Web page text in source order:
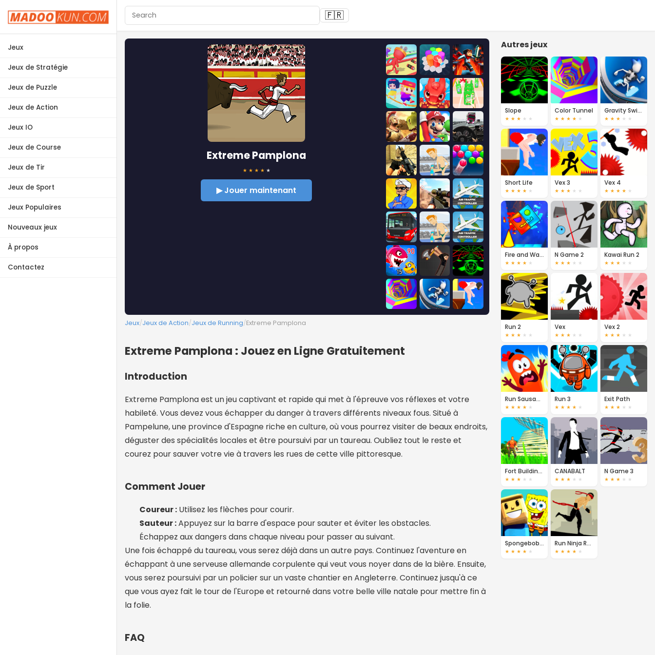
Jeux
Jeux de Stratégie
Jeux de Puzzle
Jeux de Action
Jeux IO
Jeux de Course
Jeux de Tir
Jeux de Sport
Jeux Populaires
Nouveaux jeux
À propos
Contactez
🇫🇷
Extreme Pamplona
★ ★ ★ ★ ★
▶ Jouer maintenant
Jeux/Jeux de Action/Jeux de Running/Extreme Pamplona
Extreme Pamplona : Jouez en Ligne Gratuitement
Introduction
Extreme Pamplona est un jeu captivant et rapide qui met à l'épreuve vos réflexes et votre
habileté. Vous devez vous échapper du danger à travers différents niveaux fous. Situé à
Pampelune, une province d'Espagne riche en culture, où vous pourrez visiter de beaux endroits,
déguster des spécialités locales et être poursuivi par un taureau. Oubliez tout le reste et
courez pour sauver votre vie à travers les rues de cette ville pittoresque.
Comment Jouer
Coureur : Utilisez les flèches pour courir.
Sauteur :Appuyez sur la barre d'espace pour sauter et éviter les obstacles.
Échappez aux dangers dans chaque niveau pour passer au suivant.
Une fois échappé du taureau, vous serez déjà dans un autre pays. Continuez l'aventure en
échappant à une serveuse allemande corpulente qui veut vous noyer dans de la bière. Ensuite,
vous serez poursuivi par un policier sur un vaste chantier en Angleterre. Continuez jusqu'à ce
que vous ayez fait le tour de l'Europe et retourné dans votre belle ville natale pour mettre fin à
la folie.
FAQ
Autres jeux
Slope
★ ★ ★ ★ ★
Color Tunnel
★ ★ ★ ★ ★
Gravity Switch Multiplayer
★ ★ ★ ★ ★
Short Life
★ ★ ★ ★ ★
Vex 3
★ ★ ★ ★ ★
Vex 4
★ ★ ★ ★ ★
Fire and Water Geometry Dash
★ ★ ★ ★ ★
N Game 2
★ ★ ★ ★ ★
Kawai Run 2
★ ★ ★ ★ ★
Run 2
★ ★ ★ ★ ★
Vex
★ ★ ★ ★ ★
Vex 2
★ ★ ★ ★ ★
Run Sausage Run!
★ ★ ★ ★ ★
Run 3
★ ★ ★ ★ ★
Exit Path
★ ★ ★ ★ ★
Fort Building Simulator
★ ★ ★ ★ ★
CANABALT
★ ★ ★ ★ ★
N Game 3
★ ★ ★ ★ ★
Spongebob Parkour
★ ★ ★ ★ ★
Run Ninja Run 3
★ ★ ★ ★ ★